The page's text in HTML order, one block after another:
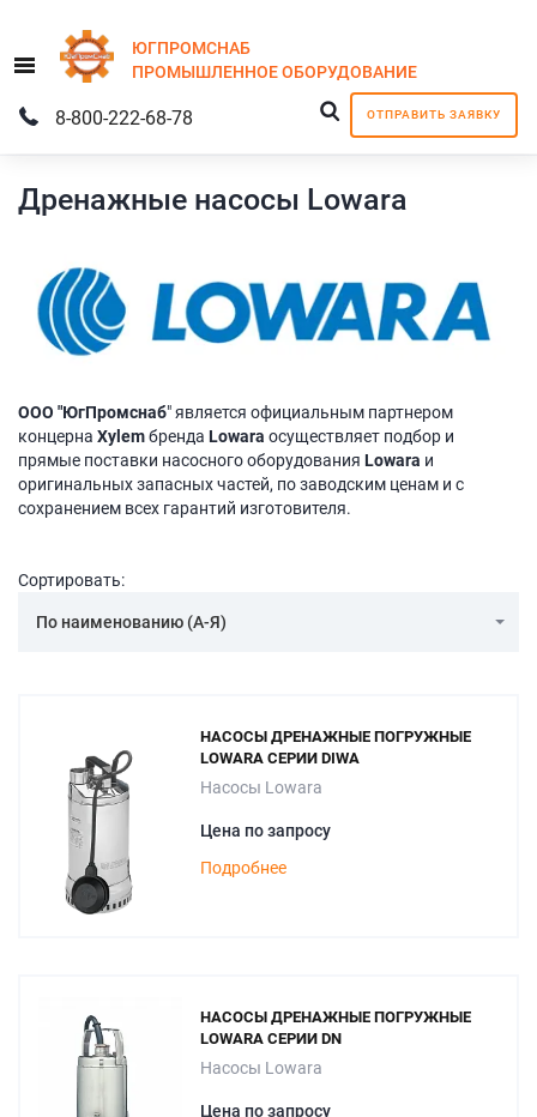
Menu
ЮГПРОМСНАБ
ПРОМЫШЛЕННОЕОБОРУДОВАНИЕ
ОТПРАВИТЬ ЗАЯВКУ
8-800-222-68-78
Дренажные насосы Lowara
ООО "ЮгПромснаб" является официальным партнером
концерна Xylemбренда Lowara осуществляет подбор и
прямые поставки насосного оборудования Lowara и
оригинальных запасных частей, по заводским ценам и с
сохранением всех гарантий изготовителя.
Сортировать:
По наименованию (А-Я)
НАСОСЫ ДРЕНАЖНЫЕ ПОГРУЖНЫЕ
LOWARA СЕРИИ DIWA
Насосы Lowara
Цена по запросу
Подробнее
НАСОСЫ ДРЕНАЖНЫЕ ПОГРУЖНЫЕ
LOWARA СЕРИИ DN
Насосы Lowara
Цена по запросу